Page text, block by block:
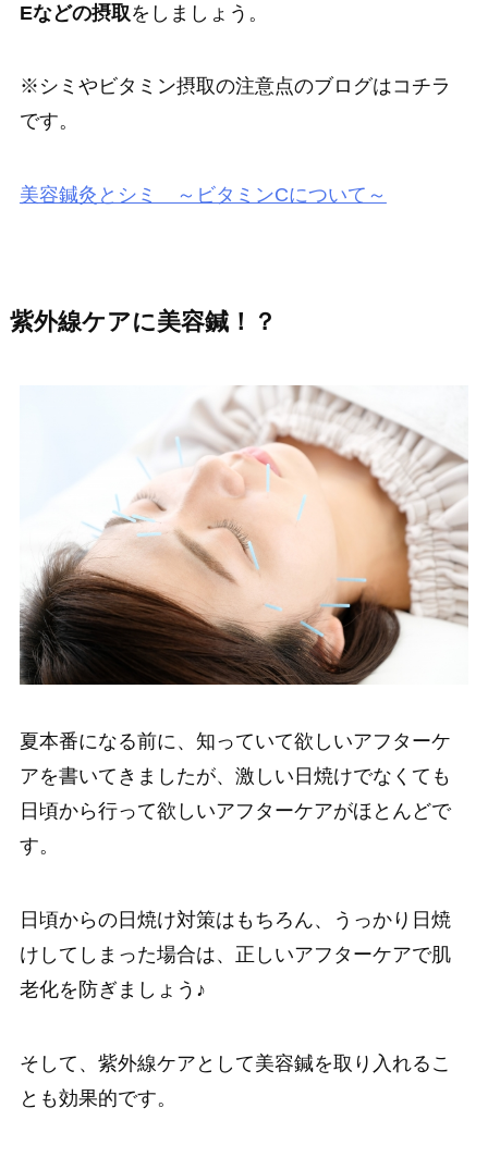
Eなどの摂取をしましょう。
※シミやビタミン摂取の注意点のブログはコチラ
です。
美容鍼灸とシミ ～ビタミンCについて～
紫外線ケアに美容鍼！？
夏本番になる前に、知っていて欲しいアフターケ
アを書いてきましたが、激しい日焼けでなくても
日頃から行って欲しいアフターケアがほとんどで
す。
日頃からの日焼け対策はもちろん、うっかり日焼
けしてしまった場合は、正しいアフターケアで肌
老化を防ぎましょう♪
そして、紫外線ケアとして美容鍼を取り入れるこ
とも効果的です。